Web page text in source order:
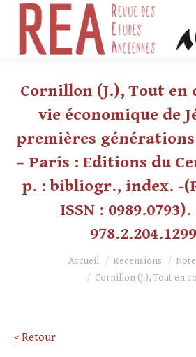
Cornillon (J.), Tout en
vie économique de
premières
– Paris : Editions du
p. : bibliogr., index. -
ISSN : 0989.0793).
Vous êtes ici :Accueil Recensions
Cornillon (J.), Tout en
< Retour